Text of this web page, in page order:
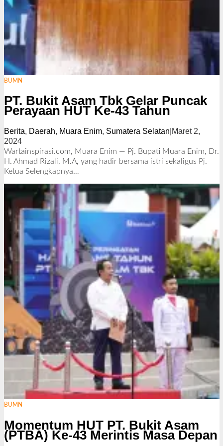
BUMN
PT. Bukit Asam Tbk Gelar Puncak
Perayaan HUT Ke-43 Tahun
Berita, Daerah, Muara Enim, Sumatera Selatan Maret 2,
2024o
l
e
h
a
k
s
Wartainspirasi.com, Muara Enim — Pj. Bupati Muara Enim, Dr.
H. Ahmad Rizali, M.A, yang hadir bersama istri sekaligus Pj.
Ketua Selengkapnya…
BUMN
Momentum HUT PT. Bukit Asam
(PTBA) Ke-43 Merintis Masa Depan